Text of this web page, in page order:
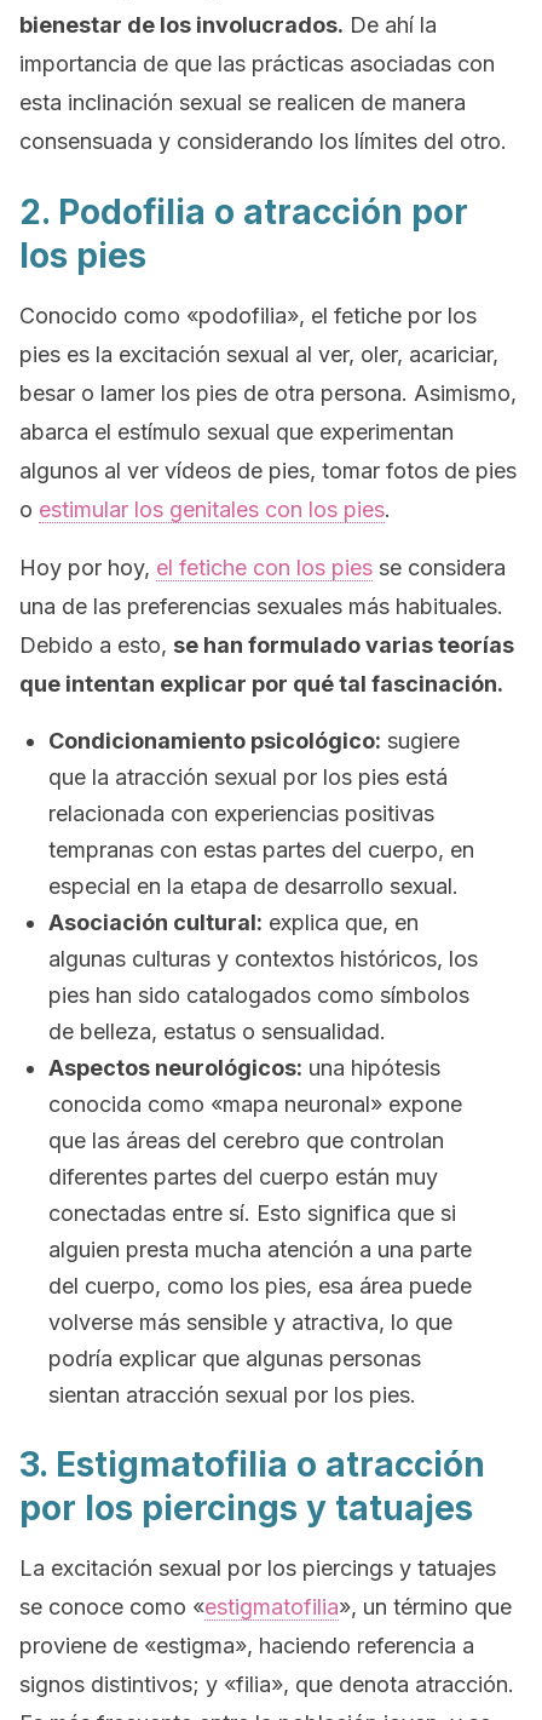
bienestar de los involucrados. De ahí la
importancia de que las prácticas asociadas con
esta inclinación sexual se realicen de manera
consensuada y considerando los límites del otro.
2. Podofilia o atracción por
los pies
Conocido como «podofilia», el fetiche por los
pies es la excitación sexual al ver, oler, acariciar,
besar o lamer los pies de otra persona. Asimismo,
abarca el estímulo sexual que experimentan
algunos al ver vídeos de pies, tomar fotos de pies
o estimular los genitales con los pies.
Hoy por hoy, el fetiche con los pies se considera
una de las preferencias sexuales más habituales.
Debido a esto, se han formulado varias teorías
que intentan explicar por qué tal fascinación.
Condicionamiento psicológico: sugiere
que la atracción sexual por los pies está
relacionada con experiencias positivas
tempranas con estas partes del cuerpo, en
especial en la etapa de desarrollo sexual.
Asociación cultural: explica que, en
algunas culturas y contextos históricos, los
pies han sido catalogados como símbolos
de belleza, estatus o sensualidad.
Aspectos neurológicos: una hipótesis
conocida como «mapa neuronal» expone
que las áreas del cerebro que controlan
diferentes partes del cuerpo están muy
conectadas entre sí. Esto significa que si
alguien presta mucha atención a una parte
del cuerpo, como los pies, esa área puede
volverse más sensible y atractiva, lo que
podría explicar que algunas personas
sientan atracción sexual por los pies.
3. Estigmatofilia o atracción
por los piercings y tatuajes
La excitación sexual por los piercings y tatuajes
se conoce como «estigmatofilia», un término que
proviene de «estigma», haciendo referencia a
signos distintivos; y «filia», que denota atracción.